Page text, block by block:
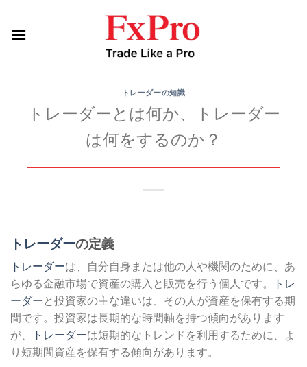
content
トレーダーの知識
トレーダーとは何か、トレーダー
は何をするのか？
トレーダーの定義
トレーダーは、自分自身または他の人や機関のために、あ
らゆる金融市場で資産の購入と販売を行う個人です。
トレ
ーダー と投資家の主な違いは、その人が資産を保有する期
間です。投資家は長期的な時間軸を持つ傾向があります
が、
トレーダーは短期的なトレンドを利用するために、よ
り短期間資産を保有する傾向があります。